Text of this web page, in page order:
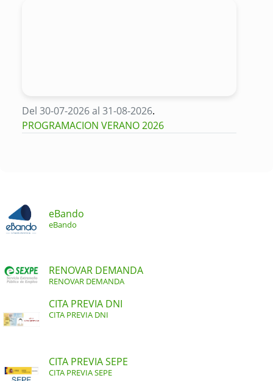
Del 30-07-2026 al 31-08-2026.
PROGRAMACION VERANO 2026
eBando
eBando
RENOVAR DEMANDA
RENOVAR DEMANDA
CITA PREVIA DNI
CITA PREVIA DNI
CITA PREVIA SEPE
CITA PREVIA SEPE